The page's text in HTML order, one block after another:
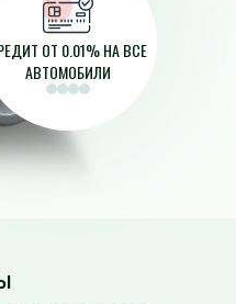
ОТ 0.01% НА ВСЕ
АВТОМОБИЛИ